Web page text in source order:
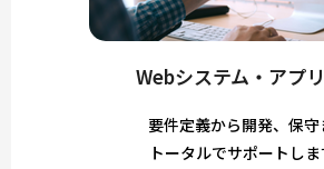
Webシステム・アプ
要件定義から開発、保守
トータルでサポートしま